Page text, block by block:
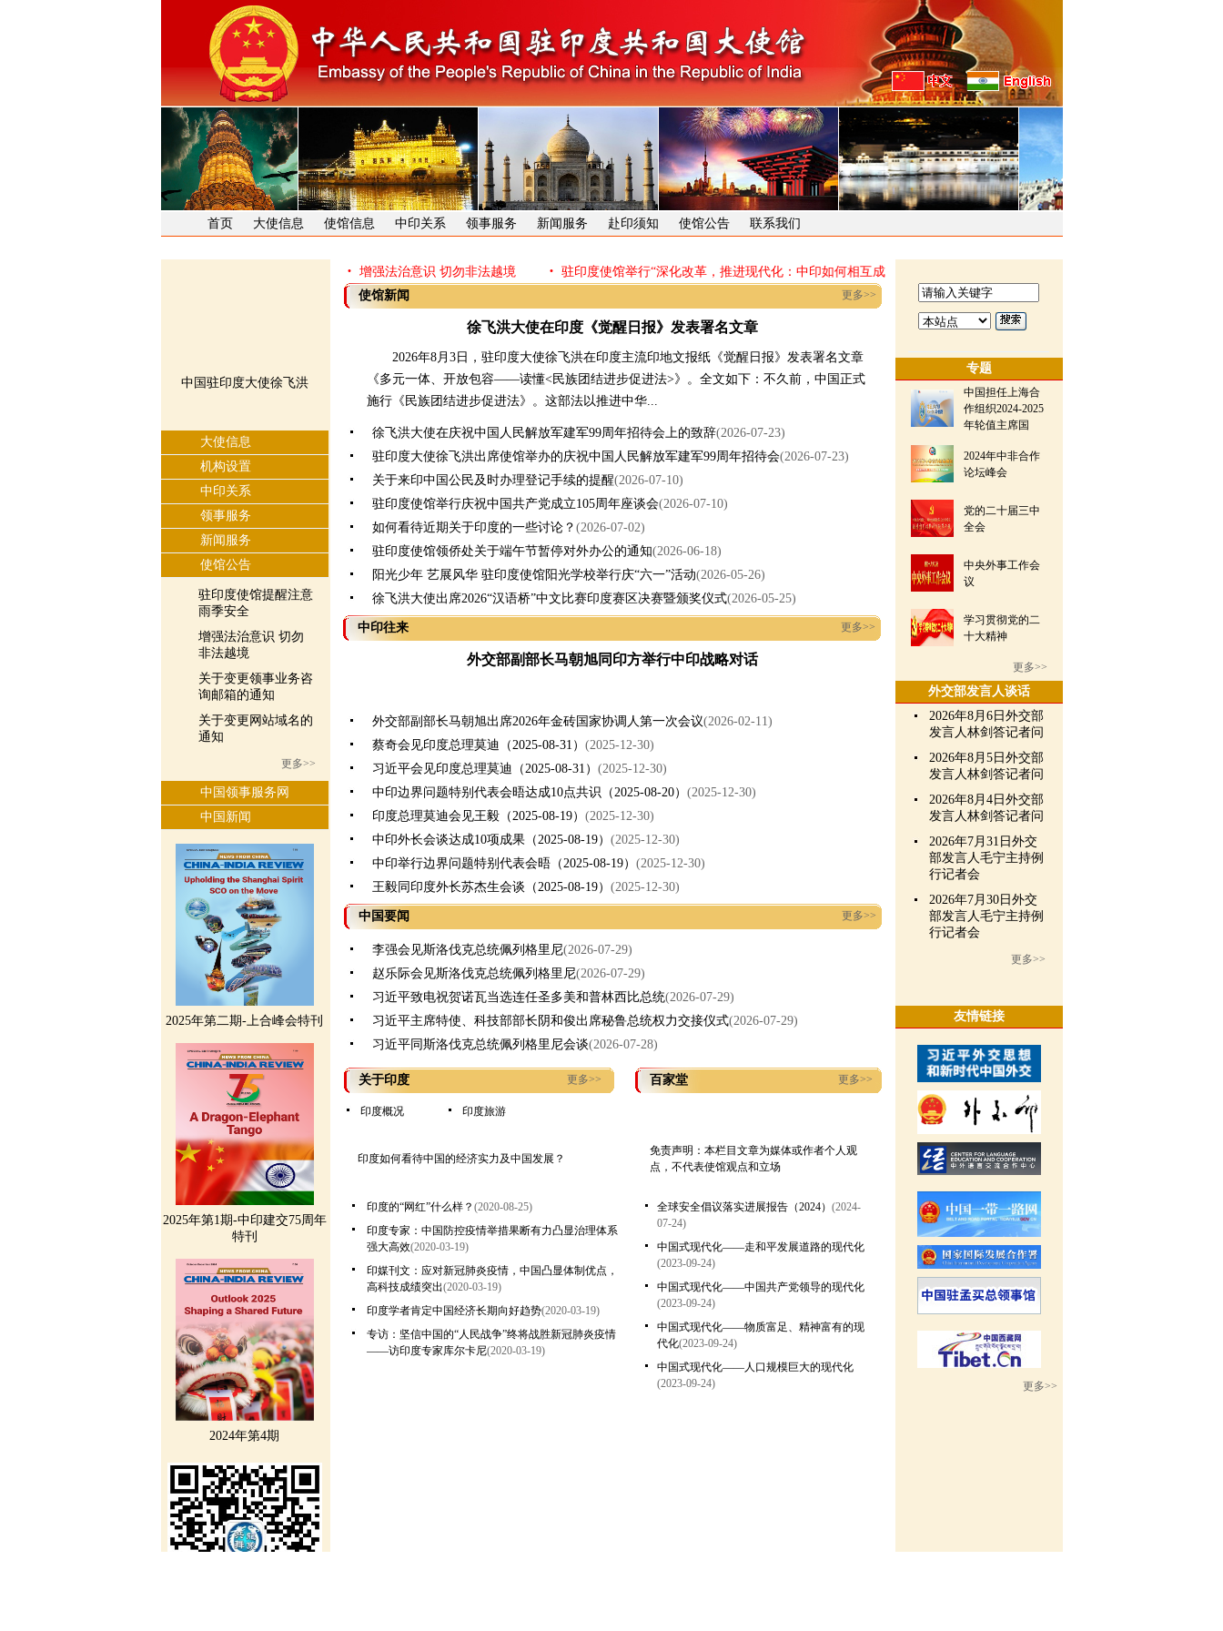
首页 大使信息 使馆信息 中印关系 领事服务 新闻服务 赴印须知 使馆公告 联系我们
中国驻印度大使徐飞洪
大使信息
机构设置
中印关系
领事服务
新闻服务
使馆公告
驻印度使馆提醒注意
雨季安全
增强法治意识 切勿
非法越境
关于变更领事业务咨
询邮箱的通知
关于变更网站域名的
通知
更多>>
中国领事服务网
中国新闻
2025年第二期-上合峰会特刊
2025年第1期-中印建交75周年
特刊
2024年第4期
增强法治意识 切勿非法越境 驻印度使馆举行“深化改革，推进现代化：中印如何相互成就”研讨会
使馆新闻
更多>>
徐飞洪大使在印度《觉醒日报》发表署名文章
2026年8月3日，驻印度大使徐飞洪在印度主流印地文报纸《觉醒日报》发表署名文章
《多元一体、开放包容——读懂<民族团结进步促进法>》。全文如下：不久前，中国正式
施行《民族团结进步促进法》。这部法以推进中华...
徐飞洪大使在庆祝中国人民解放军建军99周年招待会上的致辞(2026-07-23)
驻印度大使徐飞洪出席使馆举办的庆祝中国人民解放军建军99周年招待会(2026-07-23)
关于来印中国公民及时办理登记手续的提醒(2026-07-10)
驻印度使馆举行庆祝中国共产党成立105周年座谈会(2026-07-10)
如何看待近期关于印度的一些讨论？ (2026-07-02)
驻印度使馆领侨处关于端午节暂停对外办公的通知(2026-06-18)
阳光少年 艺展风华 驻印度使馆阳光学校举行庆“六一”活动(2026-05-26)
徐飞洪大使出席2026“汉语桥”中文比赛印度赛区决赛暨颁奖仪式(2026-05-25)
中印往来 更多>>
外交部副部长马朝旭同印方举行中印战略对话
外交部副部长马朝旭出席2026年金砖国家协调人第一次会议(2026-02-11)
蔡奇会见印度总理莫迪（2025-08-31） (2025-12-30)
习近平会见印度总理莫迪（2025-08-31） (2025-12-30)
中印边界问题特别代表会晤达成10点共识（2025-08-20） (2025-12-30)
印度总理莫迪会见王毅（2025-08-19） (2025-12-30)
中印外长会谈达成10项成果（2025-08-19） (2025-12-30)
中印举行边界问题特别代表会晤（2025-08-19） (2025-12-30)
王毅同印度外长苏杰生会谈（2025-08-19） (2025-12-30)
中国要闻 更多>>
李强会见斯洛伐克总统佩列格里尼(2026-07-29)
赵乐际会见斯洛伐克总统佩列格里尼(2026-07-29)
习近平致电祝贺诺瓦当选连任圣多美和普林西比总统(2026-07-29)
习近平主席特使、科技部部长阴和俊出席秘鲁总统权力交接仪式(2026-07-29)
习近平同斯洛伐克总统佩列格里尼会谈(2026-07-28)
关于印度 更多>> 百家堂 更多>>
印度概况 印度旅游
印度如何看待中国的经济实力及中国发展？
免责声明：本栏目文章为媒体或作者个人观
点，不代表使馆观点和立场
印度的“网红”什么样？ (2020-08-25)
印度专家：中国防控疫情举措果断有力凸显治理体系
强大高效(2020-03-19)
印媒刊文：应对新冠肺炎疫情，中国凸显体制优点，
高科技成绩突出(2020-03-19)
印度学者肯定中国经济长期向好趋势(2020-03-19)
专访：坚信中国的“人民战争”终将战胜新冠肺炎疫情
——访印度专家库尔卡尼(2020-03-19)
全球安全倡议落实进展报告（2024） (2024-
07-24)
中国式现代化——走和平发展道路的现代化
(2023-09-24)
中国式现代化——中国共产党领导的现代化
(2023-09-24)
中国式现代化——物质富足、精神富有的现
代化(2023-09-24)
中国式现代化——人口规模巨大的现代化
(2023-09-24)
专题
中国担任上海合
作组织2024-2025
年轮值主席国
2024年中非合作
论坛峰会
党的二十届三中
全会
中央外事工作会
议
学习贯彻党的二
十大精神
更多>>
外交部发言人谈话
2026年8月6日外交部
发言人林剑答记者问
2026年8月5日外交部
发言人林剑答记者问
2026年8月4日外交部
发言人林剑答记者问
2026年7月31日外交
部发言人毛宁主持例
行记者会
2026年7月30日外交
部发言人毛宁主持例
行记者会
更多>>
友情链接
更多>>